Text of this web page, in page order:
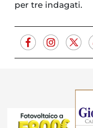
per tre indagati.